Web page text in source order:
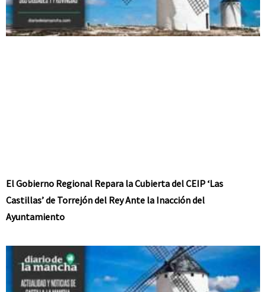
El Gobierno Regional Repara la Cubierta del CEIP ‘Las
Castillas’ de Torrejón del Rey Ante la Inacción del
Ayuntamiento